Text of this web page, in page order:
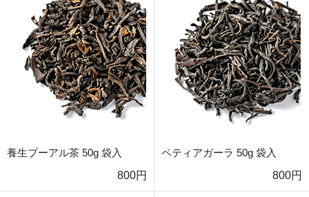
養生プーアル茶 50g 袋入
800円
ペティアガーラ 50g 袋入
800円